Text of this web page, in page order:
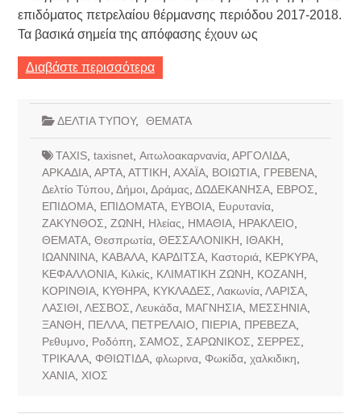
επιδόματος πετρελαίου θέρμανσης περιόδου 2017-2018.
Τα βασικά σημεία της απόφασης έχουν ως
Διαβάστε περισσότερα
ΔΕΛΤΙΑ ΤΥΠΟΥ, ΘΕΜΑΤΑ
TAXIS, taxisnet, Αιτωλοακαρνανία, ΑΡΓΟΛΙΔΑ,
ΑΡΚΑΔΙΑ, ΑΡΤΑ, ΑΤΤΙΚΗ ΑΧΑΪΑ, ΒΟΙΩΤΙΑ, ΓΡΕΒΕΝΑ,
Δελτίο Τύπου Δήμοι, Δράμας ΔΩΔΕΚΑΝΗΣΑ, ΕΒΡΟΣ
ΕΠΙΔΟΜΑ, ΕΠΙΔΟΜΑΤΑ, ΕΥΒΟΙΑ, Ευρυτανία,
ΖΑΚΥΝΘΟΣ ΖΩΝΗ Ηλείας ΗΜΑΘΙΑ, ΗΡΑΚΛΕΙΟ
ΘΕΜΑΤΑ, Θεσπρωτία, ΘΕΣΣΑΛΟΝΙΚΗ ΙΘΑΚΗ
ΙΩΑΝΝΙΝΑ, ΚΑΒΑΛΑ, ΚΑΡΔΙΤΣΑ, Καστοριά, ΚΕΡΚΥΡΑ,
ΚΕΦΑΛΛΟΝΙΑ, Κιλκίς ΚΛΙΜΑΤΙΚΗ ΖΩΝΗ ΚΟΖΑΝΗ
ΚΟΡΙΝΘΙΑ, ΚΥΘΗΡΑ, ΚΥΚΛΑΔΕΣ Λακωνία, ΛΑΡΙΣΑ,
ΛΑΣΙΘΙ ΛΕΣΒΟΣ Λευκάδα, ΜΑΓΝΗΣΙΑ, ΜΕΣΣΗΝΙΑ,
ΞΑΝΘΗ
ΠΕΛΛΑ, ΠΕΤΡΕΛΑΙΟ ΠΙΕΡΙΑ, ΠΡΕΒΕΖΑ,
Ρεθυμνο
Ροδόπη ΣΑΜΟΣ ΣΑΡΩΝΙΚΟΣ ΣΕΡΡΕΣ
ΤΡΙΚΑΛΑ, ΦΘΙΩΤΙΔΑ, φλωρινα, Φωκίδα, χαλκιδικη
ΧΑΝΙΑ, ΧΙΟΣ